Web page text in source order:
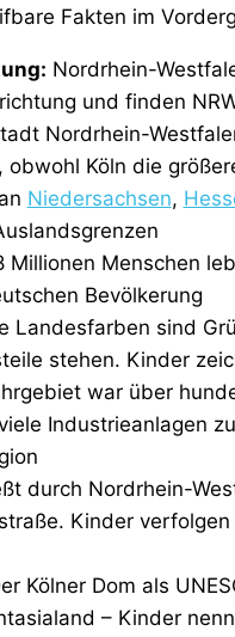
Fakten im
Nordrhein-
und finden
Nordrhein-
Köln die
Niedersachsen,
Millionen Menschen
Bevölkerung
Landesfarben sind
stehen. Kinder
war über
Industrieanlagen
durch Nordrhein-
Kinder
Kölner Dom als
– Kinder